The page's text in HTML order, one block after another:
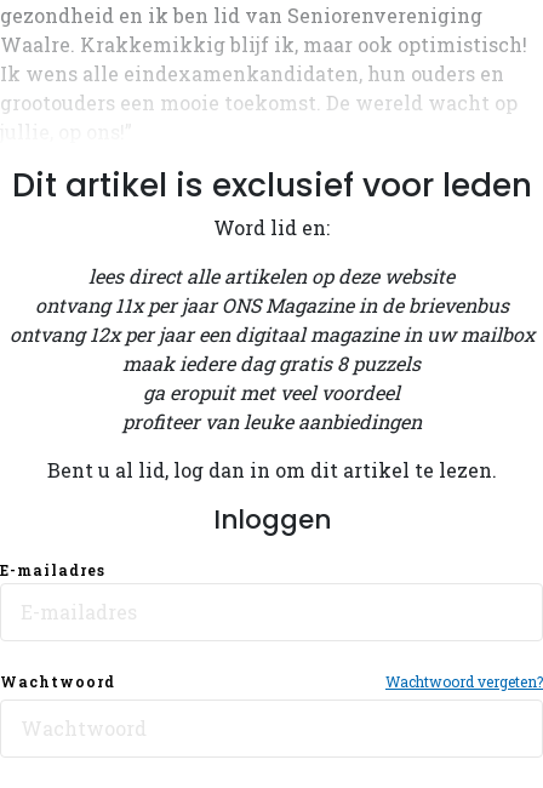
gezondheid en ik ben lid van Seniorenvereniging
Waalre. Krakkemikkig blijf ik, maar ook optimistisch!
Ik wens alle eindexamenkandidaten, hun ouders en
grootouders een mooie toekomst. De wereld wacht op
Dit artikel is exclusief voor leden
Word lid en:
lees direct alle artikelen op deze website
ontvang 11x per jaar ONS Magazine in de brievenbus
ontvang 12x per jaar een digitaal magazine in uw mailbox
maak iedere dag gratis 8 puzzels
ga eropuit met veel voordeel
profiteer van leuke aanbiedingen
Bent u al lid, log dan in om dit artikel te lezen.
Inloggen
E-mailadres
Wachtwoord Wachtwoord vergeten?